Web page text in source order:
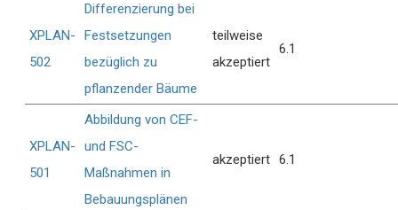
XPLAN-
502
Differenzierung bei
Festsetzungen
bezüglich zu
pflanzender Bäume
teilweise
akzeptiert
6.1
XPLAN-
501
Abbildung von CEF-
und FSC-
Maßnahmen in
Bebauungsplänen
akzeptiert 6.1